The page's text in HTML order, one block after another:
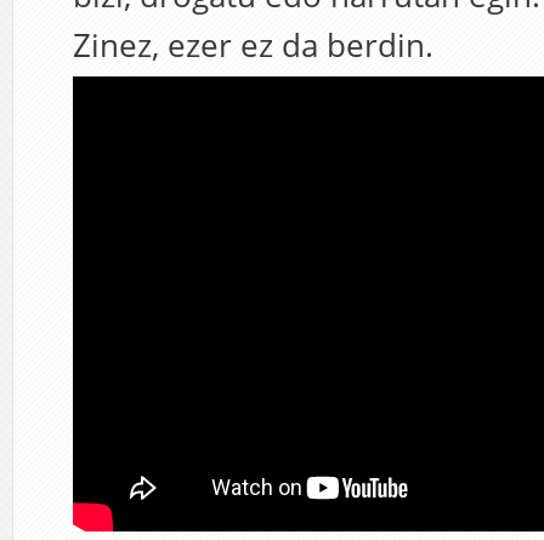
Zinez, ezer ez da berdin.